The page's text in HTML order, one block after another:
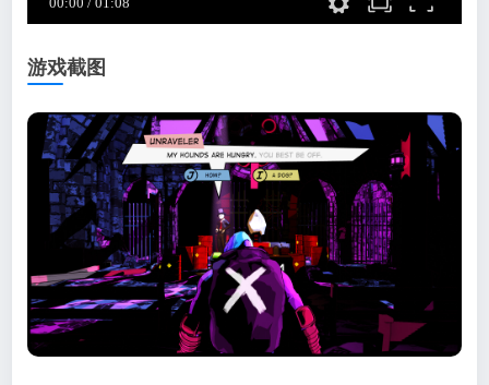
游戏截图